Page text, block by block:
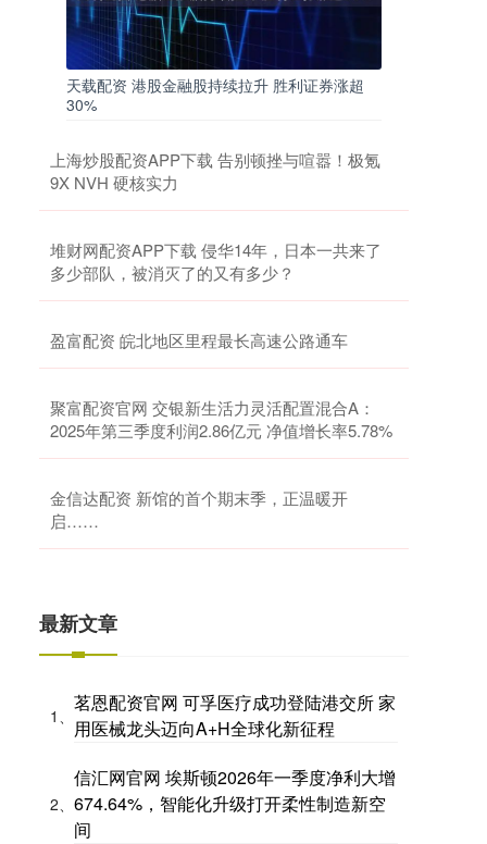
天载配资 港股金融股持续拉升 胜利证券涨超
30%
上海炒股配资APP下载 告别顿挫与喧嚣！极氪
9X NVH 硬核实力
堆财网配资APP下载 侵华14年，日本一共来了
多少部队，被消灭了的又有多少？
盈富配资 皖北地区里程最长高速公路通车
聚富配资官网 交银新生活力灵活配置混合A：
2025年第三季度利润2.86亿元 净值增长率5.78%
金信达配资 新馆的首个期末季，正温暖开
启……
最新文章
1、
茗恩配资官网 可孚医疗成功登陆港交所 家
用医械龙头迈向A+H全球化新征程
2、
信汇网官网 埃斯顿2026年一季度净利大增
674.64%，智能化升级打开柔性制造新空
间